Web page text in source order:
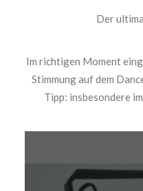
Der
Im richtigen Moment
Stimmung auf dem
Tipp: insbesondere